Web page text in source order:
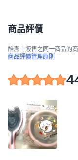
商品評價
酷澎上販售之同一商品的
商品評價管理原則